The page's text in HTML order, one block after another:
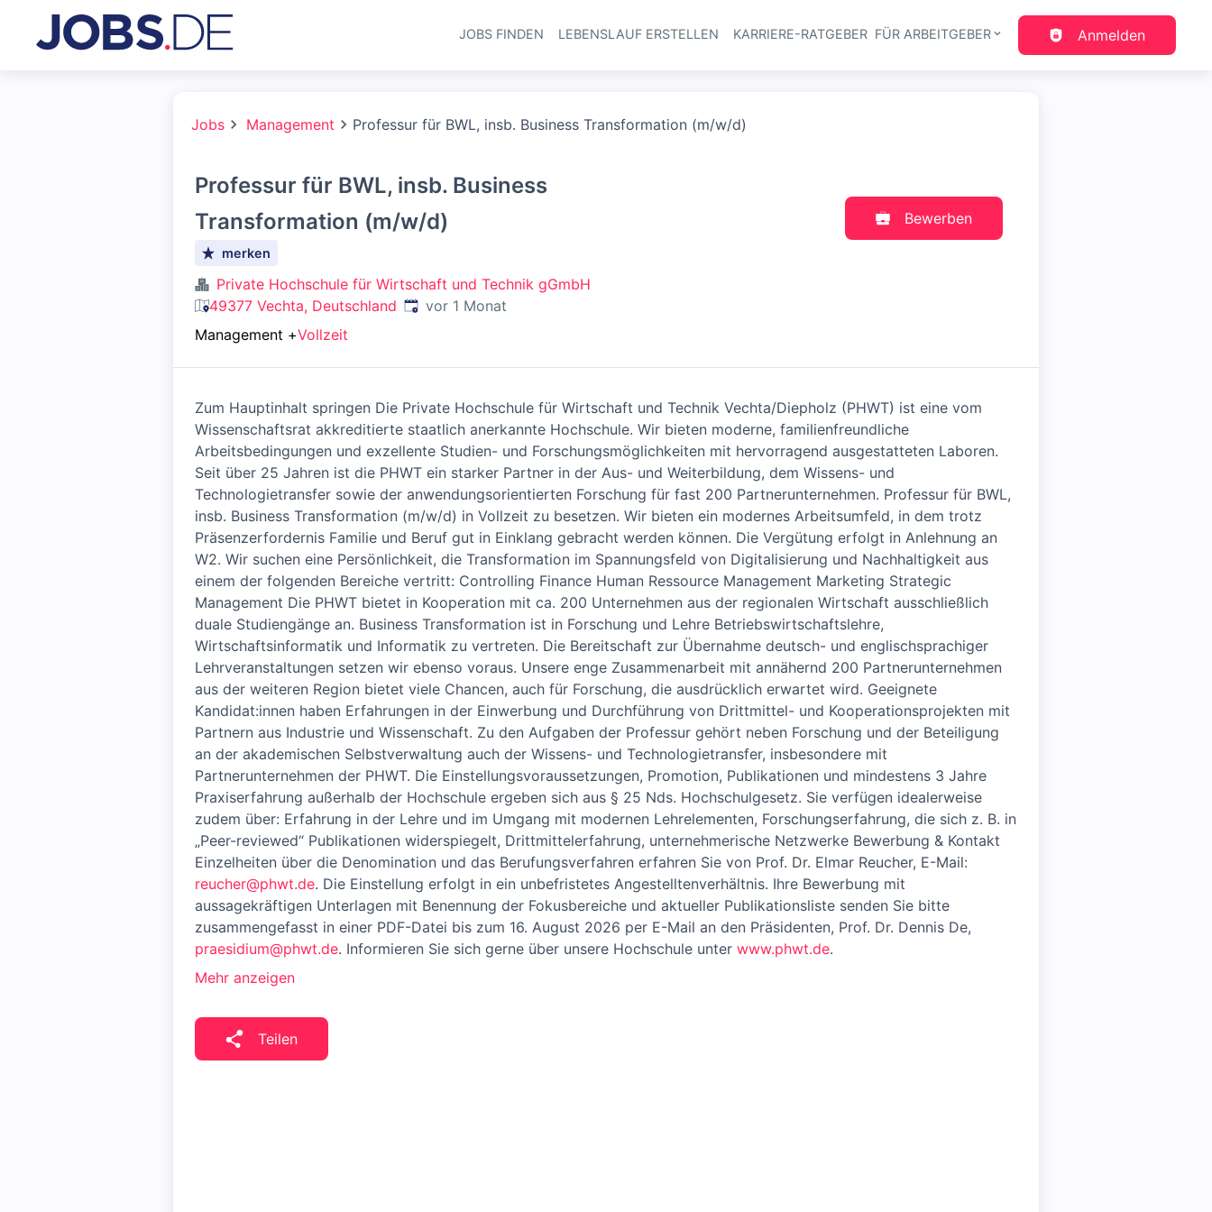
Haupt-Navigation
JOBS FINDEN LEBENSLAUF ERSTELLEN KARRIERE-RATGEBER FÜR ARBEITGEBER Anmelden
Jobs Management Professur für BWL, insb. Business Transformation (m/w/d)
Professur für BWL, insb. Business
Transformation (m/w/d)
merken
Private Hochschule für Wirtschaft und Technik gGmbH
49377 Vechta, Deutschland Veröffentlicht:
vor 1 Monat
Management +Vollzeit
Bewerben
Zum Hauptinhalt springen Die Private Hochschule für Wirtschaft und Technik Vechta/Diepholz (PHWT) ist eine vom
Wissenschaftsrat akkreditierte staatlich anerkannte Hochschule. Wir bieten moderne, familienfreundliche
Arbeitsbedingungen und exzellente Studien- und Forschungsmöglichkeiten mit hervorragend ausgestatteten Laboren.
Seit über 25 Jahren ist die PHWT ein starker Partner in der Aus- und Weiterbildung, dem Wissens- und
Technologietransfer sowie der anwendungsorientierten Forschung für fast 200 Partnerunternehmen. Professur für BWL,
insb. Business Transformation (m/w/d) in Vollzeit zu besetzen. Wir bieten ein modernes Arbeitsumfeld, in dem trotz
Präsenzerfordernis Familie und Beruf gut in Einklang gebracht werden können. Die Vergütung erfolgt in Anlehnung an
W2. Wir suchen eine Persönlichkeit, die Transformation im Spannungsfeld von Digitalisierung und Nachhaltigkeit aus
einem der folgenden Bereiche vertritt: Controlling Finance Human Ressource Management Marketing Strategic
Management Die PHWT bietet in Kooperation mit ca. 200 Unternehmen aus der regionalen Wirtschaft ausschließlich
duale Studiengänge an. Business Transformation ist in Forschung und Lehre Betriebswirtschaftslehre,
Wirtschaftsinformatik und Informatik zu vertreten. Die Bereitschaft zur Übernahme deutsch- und englischsprachiger
Lehrveranstaltungen setzen wir ebenso voraus. Unsere enge Zusammenarbeit mit annähernd 200 Partnerunternehmen
aus der weiteren Region bietet viele Chancen, auch für Forschung, die ausdrücklich erwartet wird. Geeignete
Kandidat:innen haben Erfahrungen in der Einwerbung und Durchführung von Drittmittel- und Kooperationsprojekten mit
Partnern aus Industrie und Wissenschaft. Zu den Aufgaben der Professur gehört neben Forschung und der Beteiligung
an der akademischen Selbstverwaltung auch der Wissens- und Technologietransfer, insbesondere mit
Partnerunternehmen der PHWT. Die Einstellungsvoraussetzungen, Promotion, Publikationen und mindestens 3 Jahre
Praxiserfahrung außerhalb der Hochschule ergeben sich aus § 25 Nds. Hochschulgesetz. Sie verfügen idealerweise
zudem über: Erfahrung in der Lehre und im Umgang mit modernen Lehrelementen, Forschungserfahrung, die sich z. B. in
„Peer-reviewed“ Publikationen widerspiegelt, Drittmittelerfahrung, unternehmerische Netzwerke Bewerbung & Kontakt
Einzelheiten über die Denomination und das Berufungsverfahren erfahren Sie von Prof. Dr. Elmar Reucher, E-Mail:
reucher@phwt.de. Die Einstellung erfolgt in ein unbefristetes Angestelltenverhältnis. Ihre Bewerbung mit
aussagekräftigen Unterlagen mit Benennung der Fokusbereiche und aktueller Publikationsliste senden Sie bitte
zusammengefasst in einer PDF-Datei bis zum 16. August 2026 per E-Mail an den Präsidenten, Prof. Dr. Dennis De,
praesidium@phwt.de. Informieren Sie sich gerne über unsere Hochschule unter www.phwt.de.
Mehr anzeigen
Teilen